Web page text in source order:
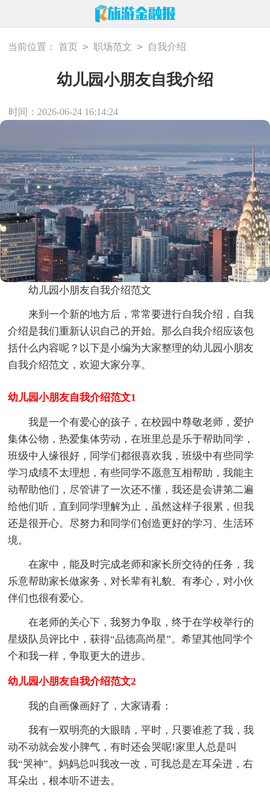
当前位置： 首页 > 职场范文 > 自我介绍
幼儿园小朋友自我介绍
时间：2026-06-24 16:14:24
幼儿园小朋友自我介绍范文
来到一个新的地方后，常常要进行自我介绍，自我
介绍是我们重新认识自己的开始。那么自我介绍应该包
括什么内容呢？以下是小编为大家整理的幼儿园小朋友
自我介绍范文，欢迎大家分享。
幼儿园小朋友自我介绍范文1
我是一个有爱心的孩子，在校园中尊敬老师，爱护
集体公物，热爱集体劳动，在班里总是乐于帮助同学，
班级中人缘很好，同学们都很喜欢我，班级中有些同学
学习成绩不太理想，有些同学不愿意互相帮助，我能主
动帮助他们，尽管讲了一次还不懂，我还是会讲第二遍
给他们听，直到同学理解为止，虽然这样子很累，但我
还是很开心。尽努力和同学们创造更好的学习、生活环
境。
在家中，能及时完成老师和家长所交待的任务，我
乐意帮助家长做家务，对长辈有礼貌、有孝心，对小伙
伴们也很有爱心。
在老师的关心下，我努力争取，终于在学校举行的
星级队员评比中，获得“品德高尚星”。希望其他同学个
个和我一样，争取更大的进步。
幼儿园小朋友自我介绍范文2
我的自画像画好了，大家请看：
我有一双明亮的大眼睛，平时，只要谁惹了我，我
动不动就会发小脾气，有时还会哭呢!家里人总是叫
我“哭神”。妈妈总叫我改一改，可我总是左耳朵进，右
耳朵出，根本听不进去。